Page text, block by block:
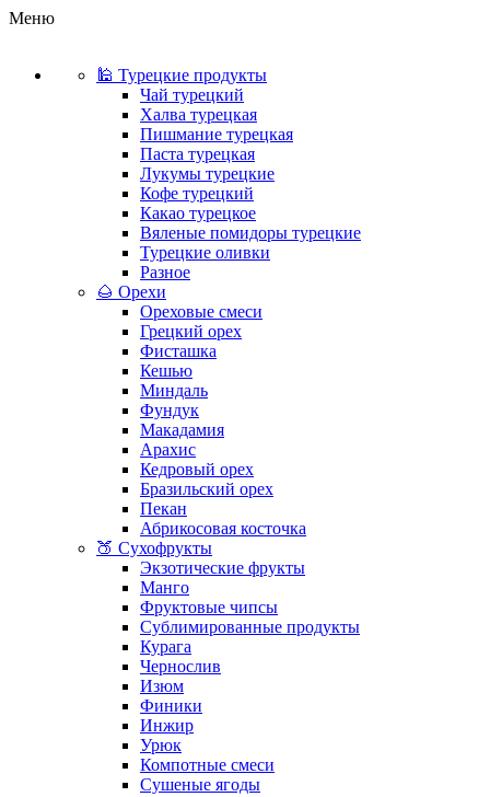
Меню
🕌 Турецкие продукты
Чай турецкий
Халва турецкая
Пишмание турецкая
Паста турецкая
Лукумы турецкие
Кофе турецкий
Какао турецкое
Вяленые помидоры турецкие
Турецкие оливки
Разное
🌰 Орехи
Ореховые смеси
Грецкий орех
Фисташка
Кешью
Миндаль
Фундук
Макадамия
Арахис
Кедровый орех
Бразильский орех
Пекан
Абрикосовая косточка
🍑 Сухофрукты
Экзотические фрукты
Манго
Фруктовые чипсы
Сублимированные продукты
Курага
Чернослив
Изюм
Финики
Инжир
Урюк
Компотные смеси
Сушеные ягоды